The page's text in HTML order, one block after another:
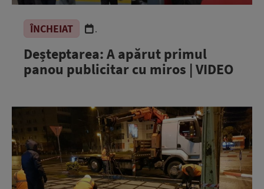
ÎNCHEIAT .
Deșteptarea: A apărut primul
panou publicitar cu miros | VIDEO